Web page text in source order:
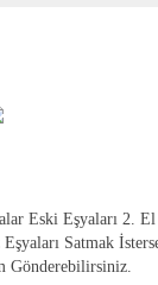
Eski Eşyaları 2.
Eşyaları Satmak
Gönderebilirsiniz.